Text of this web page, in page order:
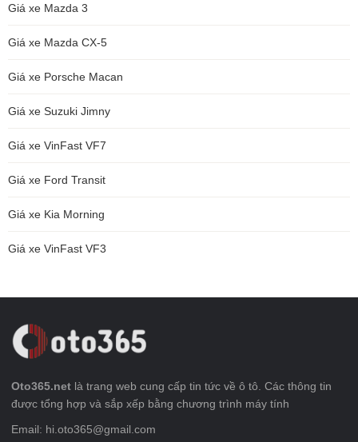
Giá xe Mazda 3
Giá xe Mazda CX-5
Giá xe Porsche Macan
Giá xe Suzuki Jimny
Giá xe VinFast VF7
Giá xe Ford Transit
Giá xe Kia Morning
Giá xe VinFast VF3
Oto365.net là trang web cung cấp tin tức về ô tô. Các thông tin
được tổng hợp và sắp xếp bằng chương trình máy tính
Email: hi.oto365@gmail.com